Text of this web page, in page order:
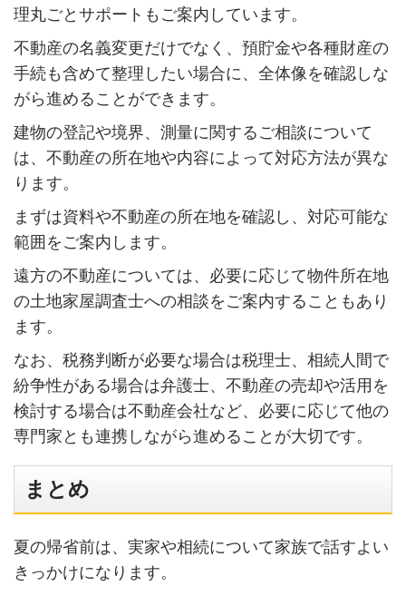
理丸ごとサポートもご案内しています。
不動産の名義変更だけでなく、預貯金や各種財産の
手続も含めて整理したい場合に、全体像を確認しな
がら進めることができます。
建物の登記や境界、測量に関するご相談について
は、不動産の所在地や内容によって対応方法が異な
ります。
まずは資料や不動産の所在地を確認し、対応可能な
範囲をご案内します。
遠方の不動産については、必要に応じて物件所在地
の土地家屋調査士への相談をご案内することもあり
ます。
なお、税務判断が必要な場合は税理士、相続人間で
紛争性がある場合は弁護士、不動産の売却や活用を
検討する場合は不動産会社など、必要に応じて他の
専門家とも連携しながら進めることが大切です。
まとめ
夏の帰省前は、実家や相続について家族で話すよい
きっかけになります。